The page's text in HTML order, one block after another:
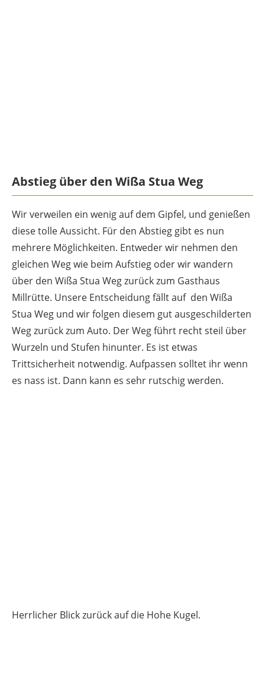
Abstieg über den Wißa Stua Weg
Wir verweilen ein wenig auf dem Gipfel, und genießen
diese tolle Aussicht. Für den Abstieg gibt es nun
mehrere Möglichkeiten. Entweder wir nehmen den
gleichen Weg wie beim Aufstieg oder wir wandern
über den Wißa Stua Weg zurück zum Gasthaus
Millrütte. Unsere Entscheidung fällt auf den Wißa
Stua Weg und wir folgen diesem gut ausgeschilderten
Weg zurück zum Auto. Der Weg führt recht steil über
Wurzeln und Stufen hinunter. Es ist etwas
Trittsicherheit notwendig. Aufpassen solltet ihr wenn
es nass ist. Dann kann es sehr rutschig werden.
Herrlicher Blick zurück auf die Hohe Kugel.